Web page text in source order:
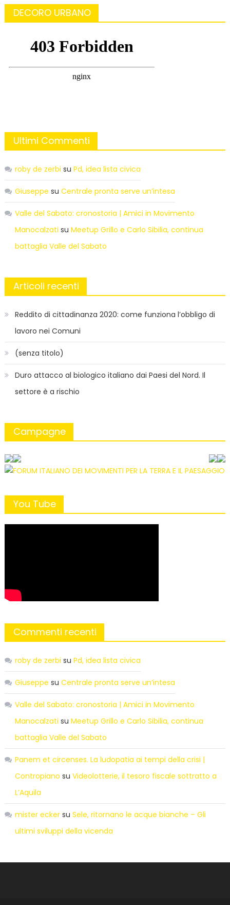
DECORO URBANO
Ultimi Commenti
roby de zerbi su Pd, idea lista civica
Giuseppe su Centrale pronta serve un’intesa
Valle del Sabato: cronostoria | Amici in Movimento
Manocalzati su Meetup Grillo e Carlo Sibilia, continua
battaglia Valle del Sabato
Articoli recenti
Reddito di cittadinanza 2020: come funziona l’obbligo di
lavoro nei Comuni
(senza titolo)
Duro attacco al biologico italiano dai Paesi del Nord. Il
settore è a rischio
Campagne
You Tube
Commenti recenti
roby de zerbi su Pd, idea lista civica
Giuseppe su Centrale pronta serve un’intesa
Valle del Sabato: cronostoria | Amici in Movimento
Manocalzati su Meetup Grillo e Carlo Sibilia, continua
battaglia Valle del Sabato
Panem et circenses. La ludopatia ai tempi della crisi |
Contropiano su Videolotterie, il tesoro fiscale sottratto a
L’Aquila
mister eckersu Sele, ritornano le acque bianche – Gli
ultimi sviluppi della vicenda